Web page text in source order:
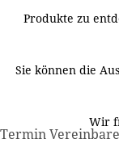
Produkte zu
Sie können die
Wir
Termin